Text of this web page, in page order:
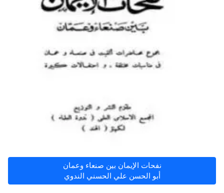
نفحات الإيمان بين صنعاء وعمان
أبو الحسن علي الحسني الندوي